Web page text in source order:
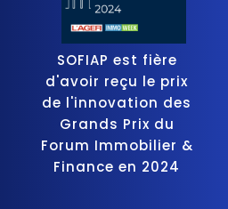
SOFIAP est fière
d'avoir reçu le prix
de l'innovation des
Grands Prix du
Forum Immobilier &
Finance en 2024